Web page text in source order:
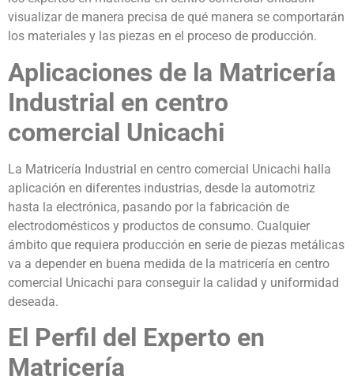
visualizar de manera precisa de qué manera se comportarán
los materiales y las piezas en el proceso de producción.
Aplicaciones de la Matricería
Industrial en centro
comercial Unicachi
La Matricería Industrial en centro comercial Unicachi halla
aplicación en diferentes industrias, desde la automotriz
hasta la electrónica, pasando por la fabricación de
electrodomésticos y productos de consumo. Cualquier
ámbito que requiera producción en serie de piezas metálicas
va a depender en buena medida de la matricería en centro
comercial Unicachi para conseguir la calidad y uniformidad
deseada.
El Perfil del Experto en
Matricería